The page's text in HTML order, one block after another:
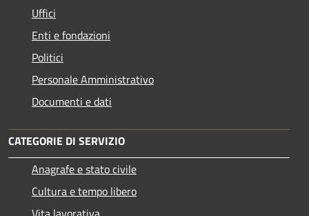
Uffici
Enti e fondazioni
Politici
Personale Amministrativo
Documenti e dati
CATEGORIE DI SERVIZIO
Anagrafe e stato civile
Cultura e tempo libero